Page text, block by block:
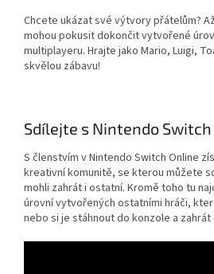
Chcete ukázat své výtvory přátelům?
mohou pokusit dokončit vytvořené
multiplayeru. Hrajte jako Mario, Luigi,
skvělou zábavu!
Sdílejte s Nintendo
S členstvím v Nintendo Switch Online
kreativní komunitě, se kterou můžete
mohli zahrát i ostatní. Kromě toho tu
úrovní vytvořených ostatními hráči,
nebo si je stáhnout do konzole a